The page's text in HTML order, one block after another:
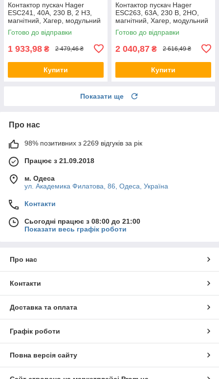
Контактор пускач Hager
ESC241, 40A, 230 В, 2 НЗ,
магнітний, Хагер, модульний
Готово до відправки
1 933,98 ₴ 2 479,46 ₴
Купити
Контактор пускач Hager
ESC263, 63A, 230 В, 2НО,
магнітний, Хагер, модульний
Готово до відправки
2 040,87 ₴ 2 616,49 ₴
Купити
Показати ще
Про нас
98% позитивних з 2269 відгуків за рік
Працює з 21.09.2018
м. Одеса
ул. Академика Филатова, 86, Одеса, Україна
Контакти
Сьогодні працює з 08:00 до 21:00
Показати весь графік роботи
Про нас
Контакти
Доставка та оплата
Графік роботи
Повна версія сайту